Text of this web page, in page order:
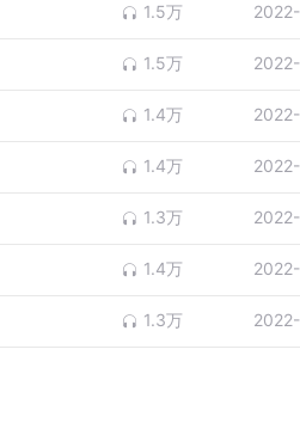
1.5万
1.5万
1.4万
1.4万
1.3万
1.4万
1.3万